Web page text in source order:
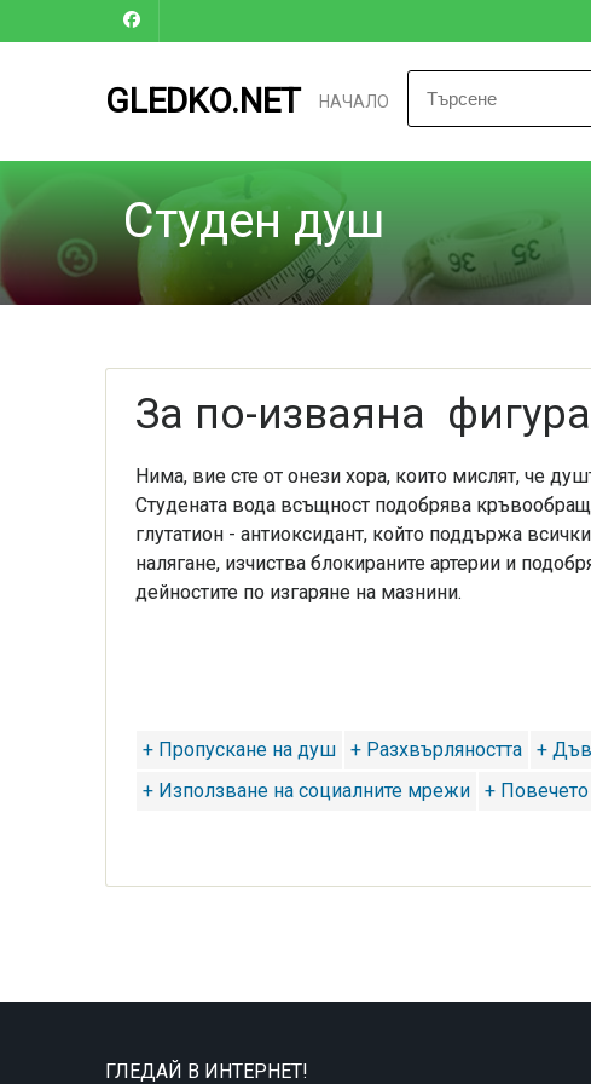
GLEDKO.NET НАЧАЛО
Студен душ
За по-изваяна
Нима, вие сте от онези хора, които мислят, че
Студената вода всъщност подобрява
глутатион - антиоксидант, който поддържа
налягане, изчиства блокираните артерии и
дейностите по изгаряне на мазнини.
+ Пропускане на душ + Разхвърляността +
+ Използване на социалните мрежи
+
ГЛЕДАЙ В ИНТЕРНЕТ!